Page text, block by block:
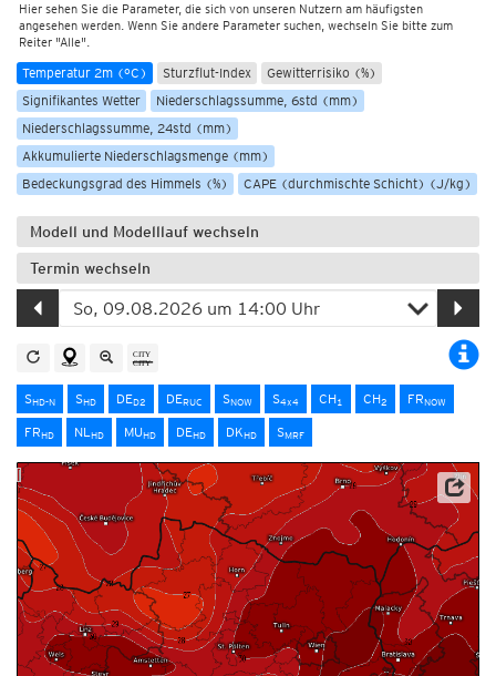
Hier sehen Sie die Parameter, die sich von unseren Nutzern am häufigsten
angesehen werden. Wenn Sie andere Parameter suchen, wechseln Sie bitte zum
Reiter "Alle".
Temperatur 2m (°C) Sturzflut-Index
Gewitterrisiko (%)
Signifikantes Wetter
Niederschlagssumme, 6std (mm)
Niederschlagssumme, 24std (mm)
Akkumulierte Niederschlagsmenge (mm)
Bedeckungsgrad des Himmels (%)
CAPE (durchmischte Schicht) (J/kg)
Modell und Modelllauf wechseln
Termin wechseln
SHD-N SHD DED2 DERUC SNOW S4x4 CH1 CH2 FRNOW
FRHD NLHD MUHD DEHD DKHD SMRF